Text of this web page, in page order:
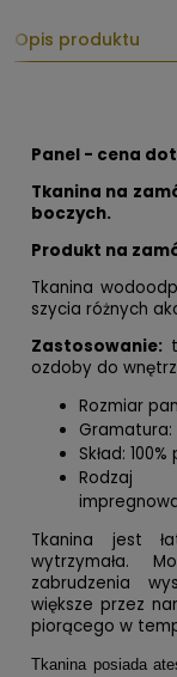
Opis produktu
Panel - cena
Tkanina na
boczych.
Produkt na
Tkanina
szycia różnych
Zastosowanie:
ozdoby do
Rozmiar
Gramatura:
Skład:
Rodzaj
Tkanina jest
wytrzymała.
zabrudzenia
większe przez
piorącego w
Tkanina posiada